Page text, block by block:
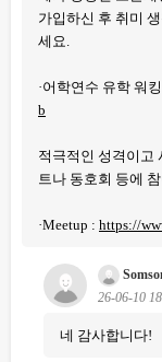
가입하신 후 취미
세요.
·어학연수 유학 워
b
적극적인 성격이고
트나 동호회 등에
·Meetup : https://
26-06-10
네 감사합니다!